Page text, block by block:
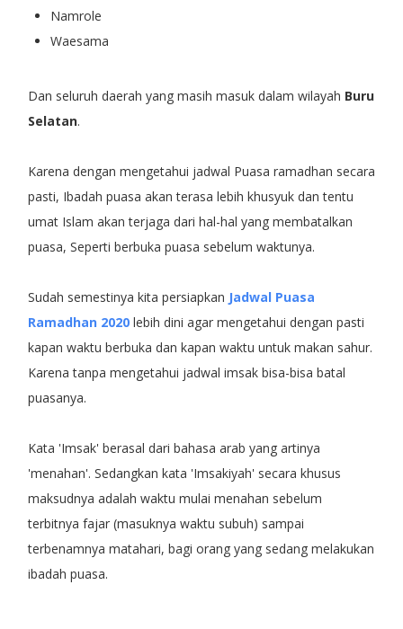
Namrole
Waesama
Dan seluruh daerah yang masih masuk dalam wilayah Buru
Selatan.
Karena dengan mengetahui jadwal Puasa ramadhan secara
pasti, Ibadah puasa akan terasa lebih khusyuk dan tentu
umat Islam akan terjaga dari hal-hal yang membatalkan
puasa, Seperti berbuka puasa sebelum waktunya.
Sudah semestinya kita persiapkan Jadwal Puasa
Ramadhan 2020lebih dini agar mengetahui dengan pasti
kapan waktu berbuka dan kapan waktu untuk makan sahur.
Karena tanpa mengetahui jadwal imsak bisa-bisa batal
puasanya.
Kata 'Imsak' berasal dari bahasa arab yang artinya
'menahan'. Sedangkan kata 'Imsakiyah' secara khusus
maksudnya adalah waktu mulai menahan sebelum
terbitnya fajar (masuknya waktu subuh) sampai
terbenamnya matahari, bagi orang yang sedang melakukan
ibadah puasa.